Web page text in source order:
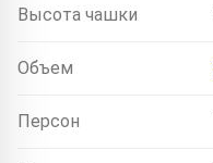
Высота чашки
Объем
Персон